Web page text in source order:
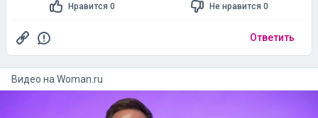
Нравится 0 Не нравится 0
Ответить
Видео на woman.ru